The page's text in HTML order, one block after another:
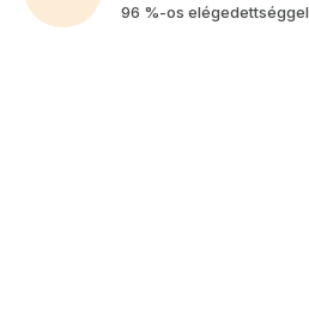
96 %-os elégedettséggel